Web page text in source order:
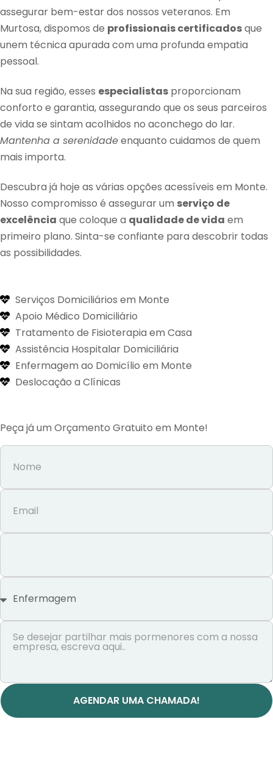
assegurar bem-estar dos nossos veteranos. Em
Murtosa, dispomos de profissionais certificadosque
unem técnica apurada com uma profunda empatia
pessoal.
Na sua região, esses especialistas proporcionam
conforto e garantia, assegurando que os seus parceiros
de vida se sintam acolhidos no aconchego do lar.
Mantenha a serenidadeenquanto cuidamos de quem
mais importa.
Descubra já hoje as várias opções acessíveis em Monte.
Nosso compromisso é assegurar um serviço de
excelência que coloque a qualidade de vida em
primeiro plano. Sinta-se confiante para descobrir todas
as possibilidades.
Serviços Domiciliários em Monte
Apoio Médico Domiciliário
Tratamento de Fisioterapia em Casa
Assistência Hospitalar Domiciliária
Enfermagem ao Domicílio em Monte
Deslocação a Clínicas
Peça já um Orçamento Gratuito em Monte!
AGENDAR UMA CHAMADA!